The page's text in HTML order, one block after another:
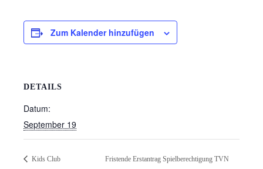
Zum Kalender hinzufügen
DETAILS
Datum:
September 19
Kids Club
Fristende Erstantrag Spielberechtigung TVN